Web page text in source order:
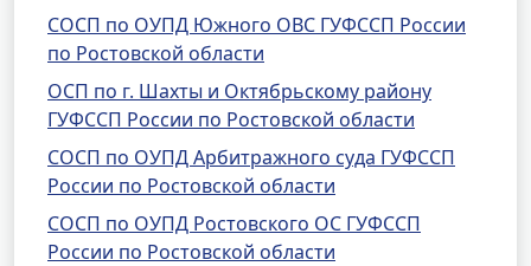
СОСП по ОУПД Южного ОВС ГУФССП России
по Ростовской области
ОСП по г. Шахты и Октябрьскому району
ГУФССП России по Ростовской области
СОСП по ОУПД Арбитражного суда ГУФССП
России по Ростовской области
СОСП по ОУПД Ростовского ОС ГУФССП
России по Ростовской области